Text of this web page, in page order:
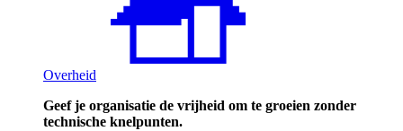
Overheid
Geef je organisatie de vrijheid om te groeien zonder
technische knelpunten.